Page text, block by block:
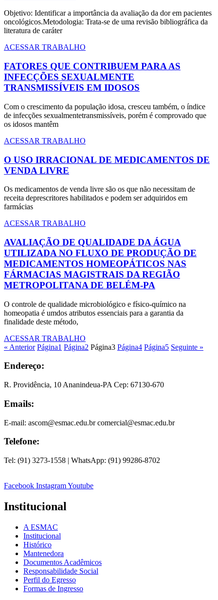
Objetivo: Identificar a importância da avaliação da dor em pacientes
oncológicos.Metodologia: Trata-se de uma revisão bibliográfica da
literatura de caráter
ACESSAR TRABALHO
FATORES QUE CONTRIBUEM PARA AS
INFECÇÕES SEXUALMENTE
TRANSMISSÍVEIS EM IDOSOS
Com o crescimento da população idosa, cresceu também, o índice
de infecções sexualmentetransmissíveis, porém é comprovado que
os idosos mantêm
ACESSAR TRABALHO
O USO IRRACIONAL DE MEDICAMENTOS DE
VENDA LIVRE
Os medicamentos de venda livre são os que não necessitam de
receita deprescritores habilitados e podem ser adquiridos em
farmácias
ACESSAR TRABALHO
AVALIAÇÃO DE QUALIDADE DA ÁGUA
UTILIZADA NO FLUXO DE PRODUÇÃO DE
MEDICAMENTOS HOMEOPÁTICOS NAS
FÁRMACIAS MAGISTRAIS DA REGIÃO
METROPOLITANA DE BELÉM-PA
O controle de qualidade microbiológico e físico-químico na
homeopatia é umdos atributos essenciais para a garantia da
finalidade deste método,
ACESSAR TRABALHO
« Anterior Página1 Página2 Página3 Página4 Página5 Seguinte »
Endereço:
R. Providência, 10 Ananindeua-PA Cep: 67130-670
Emails:
E-mail: ascom@esmac.edu.br comercial@esmac.edu.br
Telefone:
Tel: (91) 3273-1558 | WhatsApp: (91) 99286-8702
Facebook InstagramYoutube
Institucional
A ESMAC
Institucional
Histórico
Mantenedora
Documentos Acadêmicos
Responsabilidade Social
Perfil do Egresso
Formas de Ingresso